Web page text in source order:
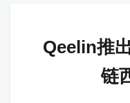
Qeelin推
链